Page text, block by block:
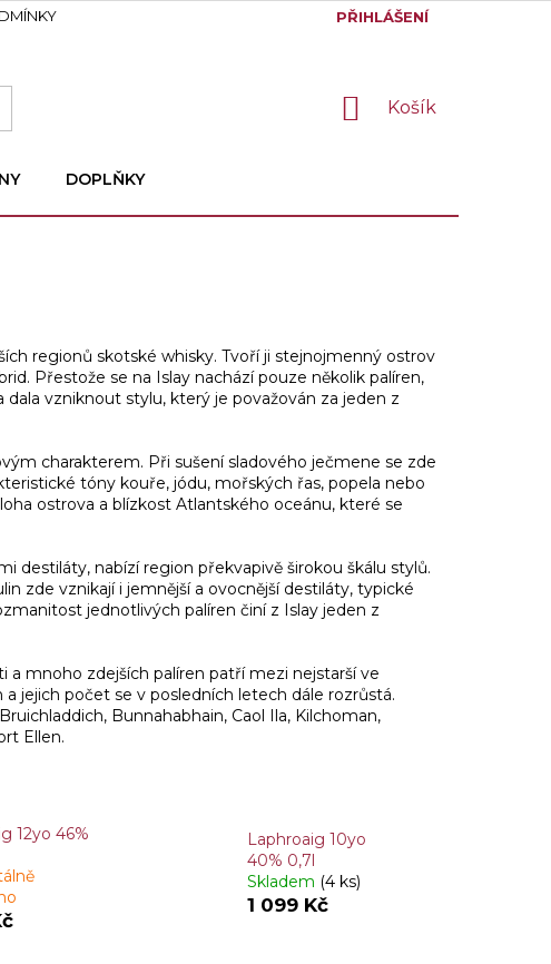
PŘIHLÁŠENÍ
NÁKUPNÍ
Košík
DOPLŇKY
regionů skotské whisky. Tvoří ji stejnojmenný ostrov
Přestože se na Islay nachází pouze několik palíren,
vzniknout stylu, který je považován za jeden z
charakterem. Při sušení sladového ječmene se zde
tóny kouře, jódu, mořských řas, popela nebo
ostrova a blízkost Atlantského oceánu, které se
destiláty, nabízí region překvapivě širokou škálu stylů.
zde vznikají i jemnější a ovocnější destiláty, typické
jednotlivých palíren činí z Islay jeden z
a mnoho zdejších palíren patří mezi nejstarší ve
jejich počet se v posledních letech dále rozrůstá.
Bunnahabhain, Caol Ila, Kilchoman,
Ellen.
12yo 46%
Laphroaig 10yo
40% 0,7l
Skladem (4 ks)
1 099 Kč